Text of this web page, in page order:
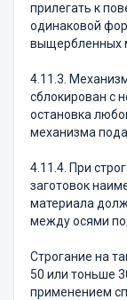
прилегать к
одинаковой
выщербленных
4.11.3.
сблокирован с
остановка
механизма
4.11.4. При
заготовок
материала
между осями
Строгание на
50 или тоньше
применением